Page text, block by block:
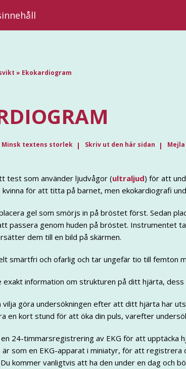
» Ekokardiogram
Minsk textens storlek Skriv ut den här sidan
test som använder ljudvågor (ultraljud) för att
kvinna för att titta på barnet, men ekokardiografi
gel som smörjs in på bröstet först. Sedan
passera genom huden på bröstet. Instrumentet
dem till en bild på skärmen.
smärtfri och ofarlig och tar ungefär tio till femton
exakt information om strukturen på ditt hjärta, dess
vilja göra undersökningen efter att ditt hjärta har
en kort stund för att öka din puls, varefter
24-timmarsregistrering av EKG för att upptäcka
som en EKG-apparat i miniatyr, för att
kommer vanligtvis att ha den under en dag och